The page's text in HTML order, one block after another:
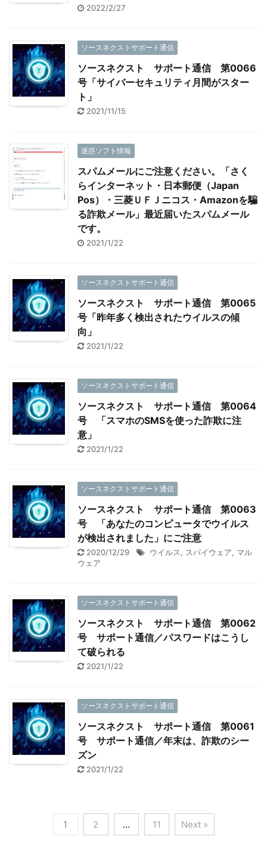
2022/2/27
ソースネクストサポート通信
ソースネクスト サポート通信 第0066
号「サイバーセキュリティ月間がスター
ト」
2021/11/15
迷惑ソフト情報
スパムメールにご注意ください。「さく
らインターネット・日本郵便（Japan
Pos）・三菱ＵＦＪニコス・Amazonを騙
る詐欺メール」最近届いたスパムメール
です。
2021/1/22
ソースネクストサポート通信
ソースネクスト サポート通信 第0065
号「昨年多く検出されたウイルスの傾
向」
2021/1/22
ソースネクストサポート通信
ソースネクスト サポート通信 第0064
号 「スマホのSMSを使った詐欺に注
意」
2021/1/22
ソースネクストサポート通信
ソースネクスト サポート通信 第0063
号 「あなたのコンピュータでウイルス
が検出されました」にご注意
2020/12/29 ウイルス, スパイウェア, マル
ウェア
ソースネクストサポート通信
ソースネクスト サポート通信 第0062
号 サポート通信／パスワードはこうし
て破られる
2021/1/22
ソースネクストサポート通信
ソースネクスト サポート通信 第0061
号 サポート通信／年末は、詐欺のシー
ズン
2021/1/22
1 2 … 11 Next »